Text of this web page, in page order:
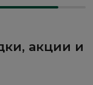
акции и